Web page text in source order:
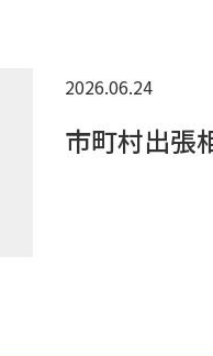
2026.06.24
市町村出張